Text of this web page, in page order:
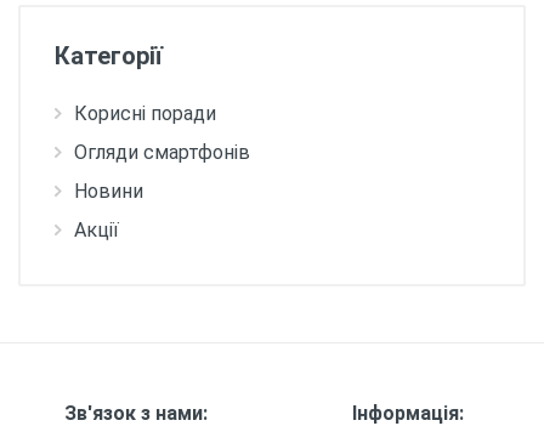
Категорії
Корисні поради
Огляди смартфонів
Новини
Акції
Зв'язок з нами: Інформація: